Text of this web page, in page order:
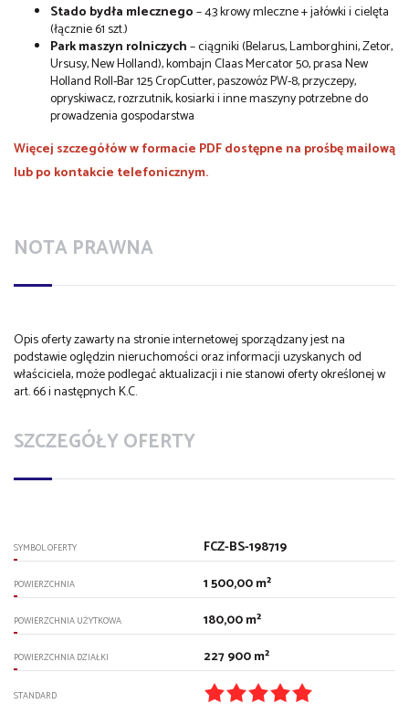
Stado bydła mlecznego– 43 krowy mleczne + jałówki i cielęta
(łącznie 61 szt.)
Park maszyn rolniczych– ciągniki (Belarus, Lamborghini, Zetor,
Ursusy, New Holland), kombajn Claas Mercator 50, prasa New
Holland Roll-Bar 125 CropCutter, paszowóz PW-8, przyczepy,
opryskiwacz, rozrzutnik, kosiarki i inne maszyny potrzebne do
prowadzenia gospodarstwa
Więcej szczegółów w formacie PDF dostępne na prośbę mailową
lub po kontakcie telefonicznym.
NOTA PRAWNA
Opis oferty zawarty na stronie internetowej sporządzany jest na
podstawie oględzin nieruchomości oraz informacji uzyskanych od
właściciela, może podlegać aktualizacji i nie stanowi oferty określonej w
art. 66 i następnych K.C.
SZCZEGÓŁY OFERTY
SYMBOL OFERTY FCZ-BS-198719
POWIERZCHNIA 1 500,00 m²
POWIERZCHNIA UŻYTKOWA 180,00 m²
POWIERZCHNIA DZIAŁKI 227 900 m²
STANDARD